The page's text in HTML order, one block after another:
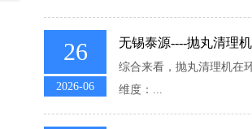
26
2026-06
无锡泰源----抛丸清理
综合来看，抛丸清理机在
维度：...